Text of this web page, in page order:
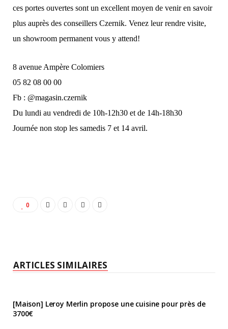
ces portes ouvertes sont un excellent moyen de venir en savoir
plus auprès des conseillers Czernik. Venez leur rendre visite,
un showroom permanent vous y attend!
8 avenue Ampère Colomiers
05 82 08 00 00
Fb : @magasin.czernik
Du lundi au vendredi de 10h-12h30 et de 14h-18h30
Journée non stop les samedis 7 et 14 avril.
0
ARTICLES SIMILAIRES
[Maison] Leroy Merlin propose une cuisine pour près de
3700€